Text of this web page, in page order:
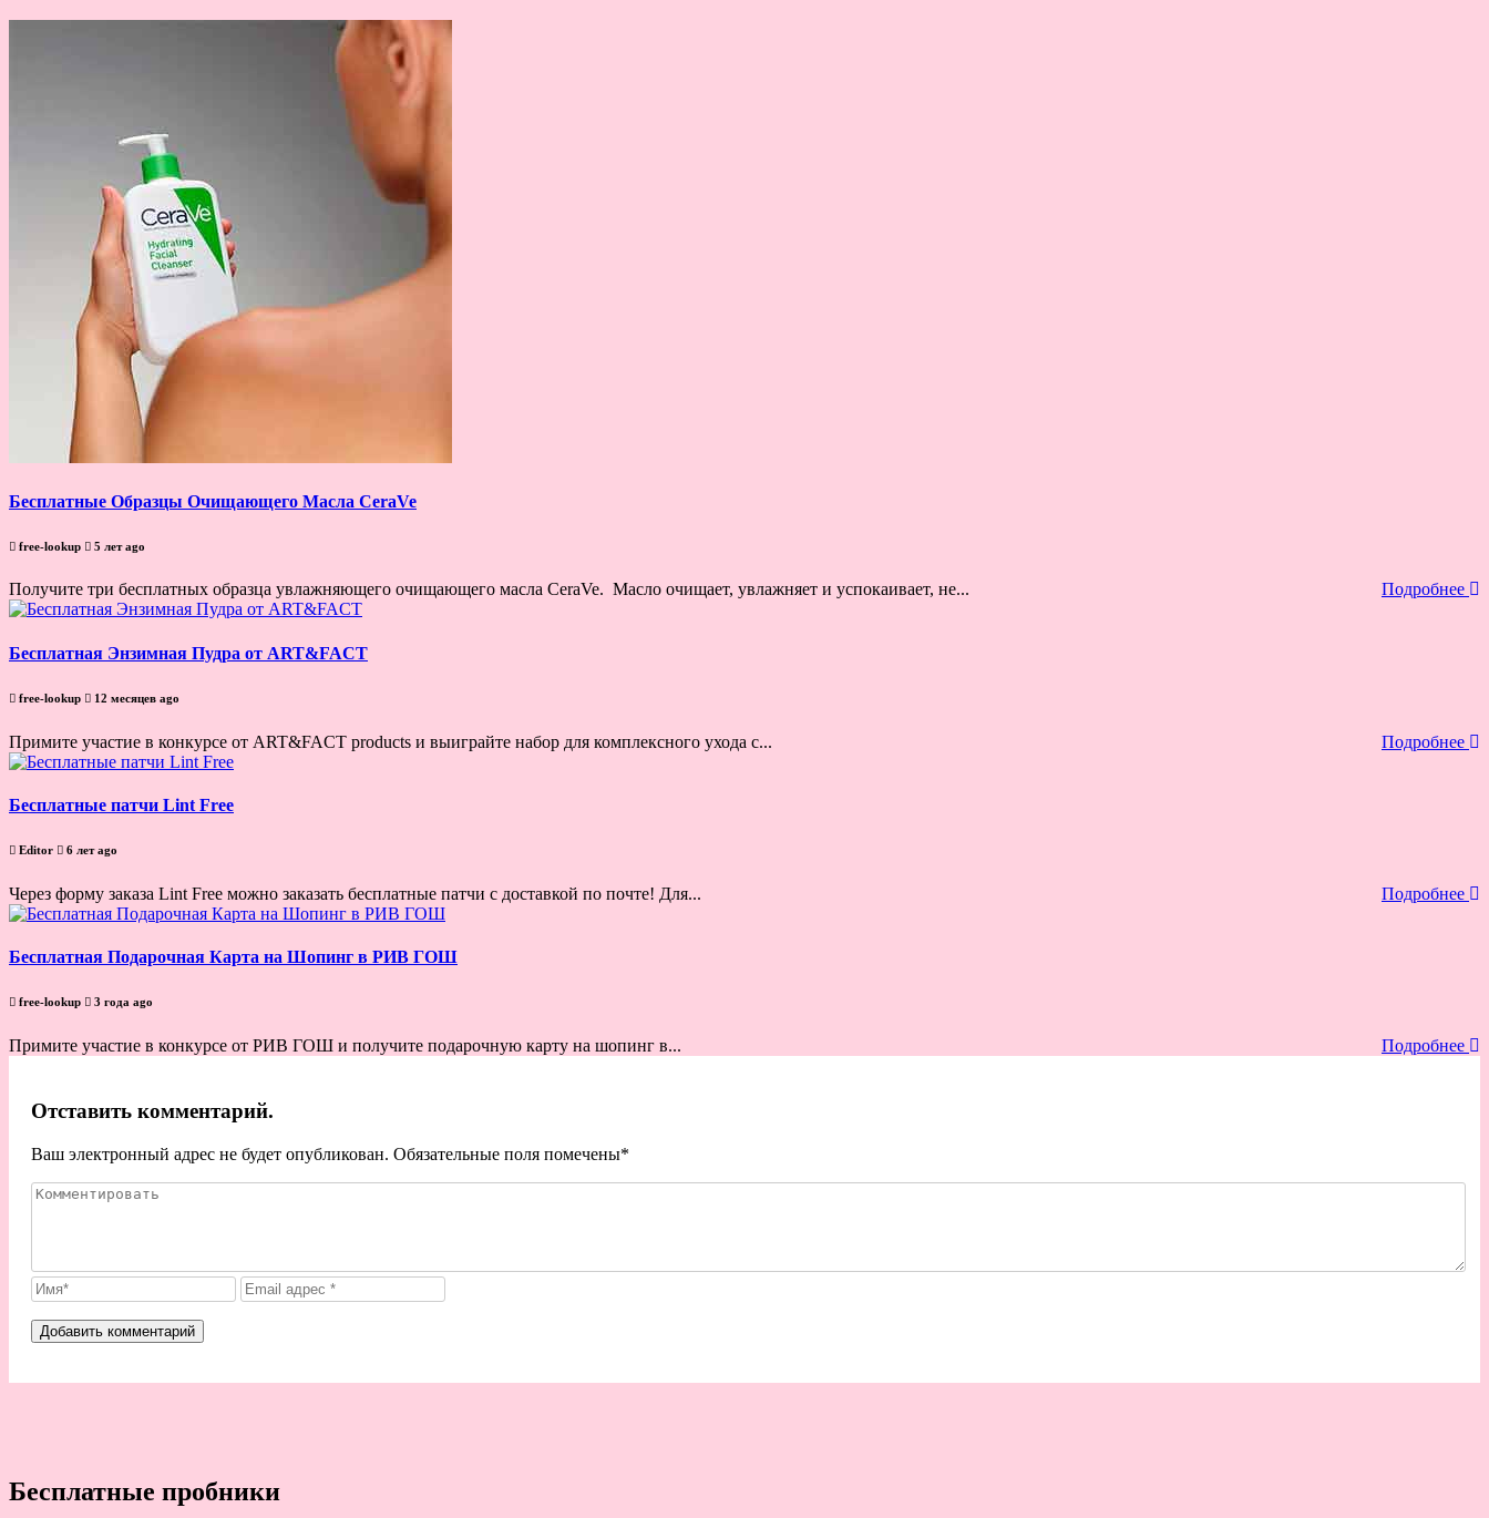
Бесплатные Образцы Очищающего Масла CeraVe
free-lookup 5 лет ago
Получите три бесплатных образца увлажняющего очищающего масла CeraVe. Масло очищает, увлажняет и успокаивает, не... Подробнее
Бесплатная Энзимная Пудра от ART&FACT
free-lookup 12 месяцев ago
Примите участие в конкурсе от ART&FACT products и выиграйте набор для комплексного ухода с... Подробнее
Бесплатные патчи Lint Free
Editor 6 лет ago
Через форму заказа Lint Free можно заказать бесплатные патчи с доставкой по почте! Для... Подробнее
Бесплатная Подарочная Карта на Шопинг в РИВ ГОШ
free-lookup 3 года ago
Примите участие в конкурсе от РИВ ГОШ и получите подарочную карту на шопинг в... Подробнее
Отставить комментарий.
Ваш электронный адрес не будет опубликован. Обязательные поля помечены*
Бесплатные пробники